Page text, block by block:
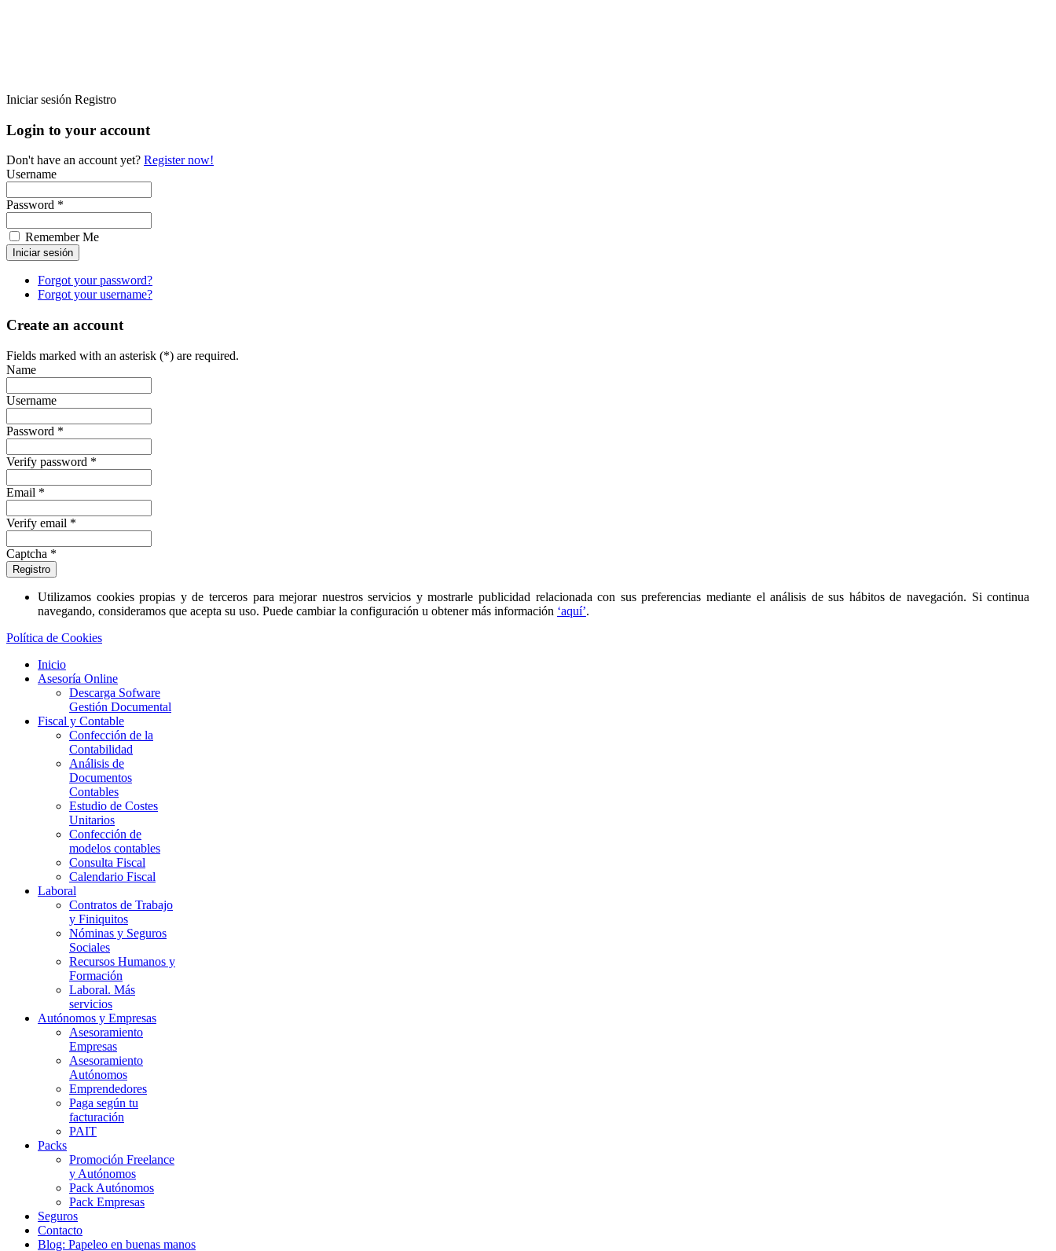
Iniciar sesión Registro
Login to your account
Don't have an account yet? Register now!
Username
Password *
Remember Me
Forgot your password?
Forgot your username?
Create an account
Fields marked with an asterisk (*) are required.
Name
Username
Password *
Verify password *
Email *
Verify email *
Captcha *
Registro
Utilizamos cookies propias y de terceros para mejorar nuestros servicios y mostrarle publicidad relacionada con sus preferencias mediante el análisis de sus hábitos de navegación. Si continua
navegando, consideramos que acepta su uso. Puede cambiar la configuración u obtener más información ‘aquí’.
Política de Cookies
Inicio
Asesoría Online
Descarga Sofware
Gestión Documental
Fiscal y Contable
Confección de la
Contabilidad
Análisis de
Documentos
Contables
Estudio de Costes
Unitarios
Confección de
modelos contables
Consulta Fiscal
Calendario Fiscal
Laboral
Contratos de Trabajo
y Finiquitos
Nóminas y Seguros
Sociales
Recursos Humanos y
Formación
Laboral. Más
servicios
Autónomos y Empresas
Asesoramiento
Empresas
Asesoramiento
Autónomos
Emprendedores
Paga según tu
facturación
PAIT
Packs
Promoción Freelance
y Autónomos
Pack Autónomos
Pack Empresas
Seguros
Contacto
Blog: Papeleo en buenas manos